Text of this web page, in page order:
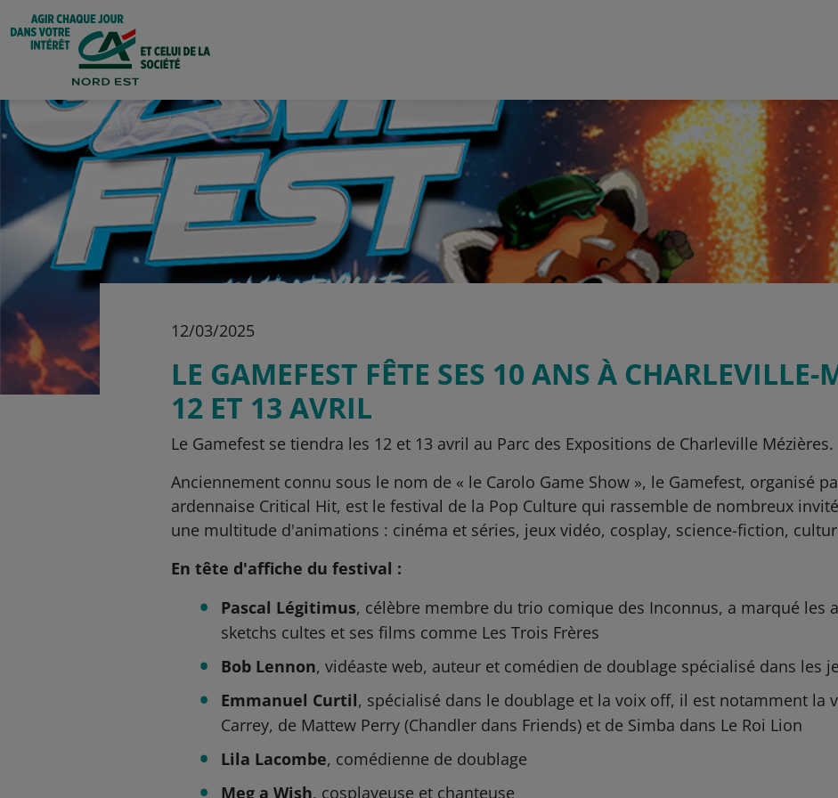
12/03/2025
LE GAMEFEST FÊTE SES 10 ANS À CHARLEVILLE-
12 ET 13 AVRIL
Le Gamefest se tiendra les 12 et 13 avril au Parc des Expositions de Charleville Mézières.
Anciennement connu sous le nom de « le Carolo Game Show », le Gamefest, organisé
ardennaise Critical Hit, est le festival de la Pop Culture qui rassemble de nombreux
une multitude d'animations : cinéma et séries, jeux vidéo, cosplay, science-fiction,
En tête d'affiche du festival :
Pascal Légitimus, célèbre membre du trio comique des Inconnus, a marqué les
sketchs cultes et ses films comme Les Trois Frères
Bob Lennon, vidéaste web, auteur et comédien de doublage spécialisé dans les
Emmanuel Curtil, spécialisé dans le doublage et la voix off, il est notamment la
Carrey, de Mattew Perry (Chandler dans Friends) et de Simba dans Le Roi Lion
Lila Lacombe, comédienne de doublage
Meg a Wish, cosplayeuse et chanteuse